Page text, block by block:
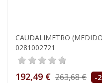
CAUDALIMETRO
0281002721
192,49 € 263,68 € -